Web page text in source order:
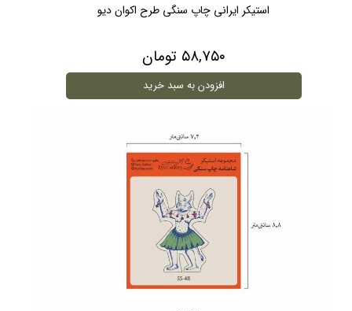
استیکر ایرانی چاپ سنگی طرح اکوان دیو
۵۸,۷۵۰ تومان
افزودن به سبد خرید